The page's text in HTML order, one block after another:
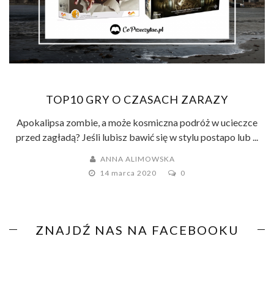
TOP10 GRY O CZASACH ZARAZY
Apokalipsa zombie, a może kosmiczna podróż w ucieczce
przed zagładą? Jeśli lubisz bawić się w stylu postapo lub ...
ANNA ALIMOWSKA
14 marca 2020
0
ZNAJDŹ NAS NA FACEBOOKU